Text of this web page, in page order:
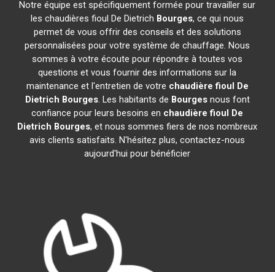
Notre équipe est spécifiquement formée pour travailler sur
les chaudières fioul De Dietrich Bourges, ce qui nous
permet de vous offrir des conseils et des solutions
personnalisées pour votre système de chauffage. Nous
sommes à votre écoute pour répondre à toutes vos
questions et vous fournir des informations sur la
maintenance et l'entretien de votre chaudière fioul De
Dietrich Bourges. Les habitants de Bourgesnous font
confiance pour leurs besoins en chaudière fioul De
Dietrich Bourges, et nous sommes fiers de nos nombreux
avis clients satisfaits. N'hésitez plus, contactez-nous
aujourd'hui pour bénéficier